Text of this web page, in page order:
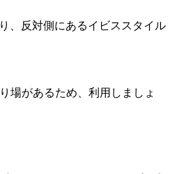
、反対側にあるイビススタイル
場があるため、利用しましょ